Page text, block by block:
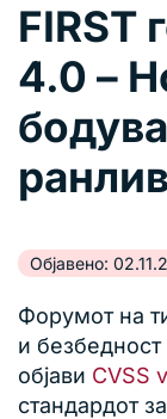
FIRST
4.0 –
Објавено:
Форумот на
и безбедност
објави CVSS
стандардот